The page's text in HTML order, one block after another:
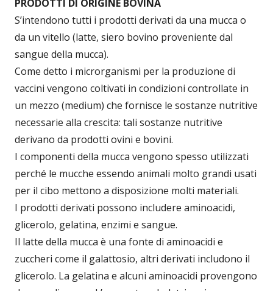
PRODOTTI DI ORIGINE BOVINA
S’intendono tutti i prodotti derivati da una mucca o
da un vitello (latte, siero bovino proveniente dal
sangue della mucca).
Come detto i microrganismi per la produzione di
vaccini vengono coltivati in condizioni controllate in
un mezzo (medium) che fornisce le sostanze nutritive
necessarie alla crescita: tali sostanze nutritive
derivano da prodotti ovini e bovini.
I componenti della mucca vengono spesso utilizzati
perché le mucche essendo animali molto grandi usati
per il cibo mettono a disposizione molti materiali.
I prodotti derivati possono includere aminoacidi,
glicerolo, gelatina, enzimi e sangue.
Il latte della mucca è una fonte di aminoacidi e
zuccheri come il galattosio, altri derivati includono il
glicerolo. La gelatina e alcuni aminoacidi provengono